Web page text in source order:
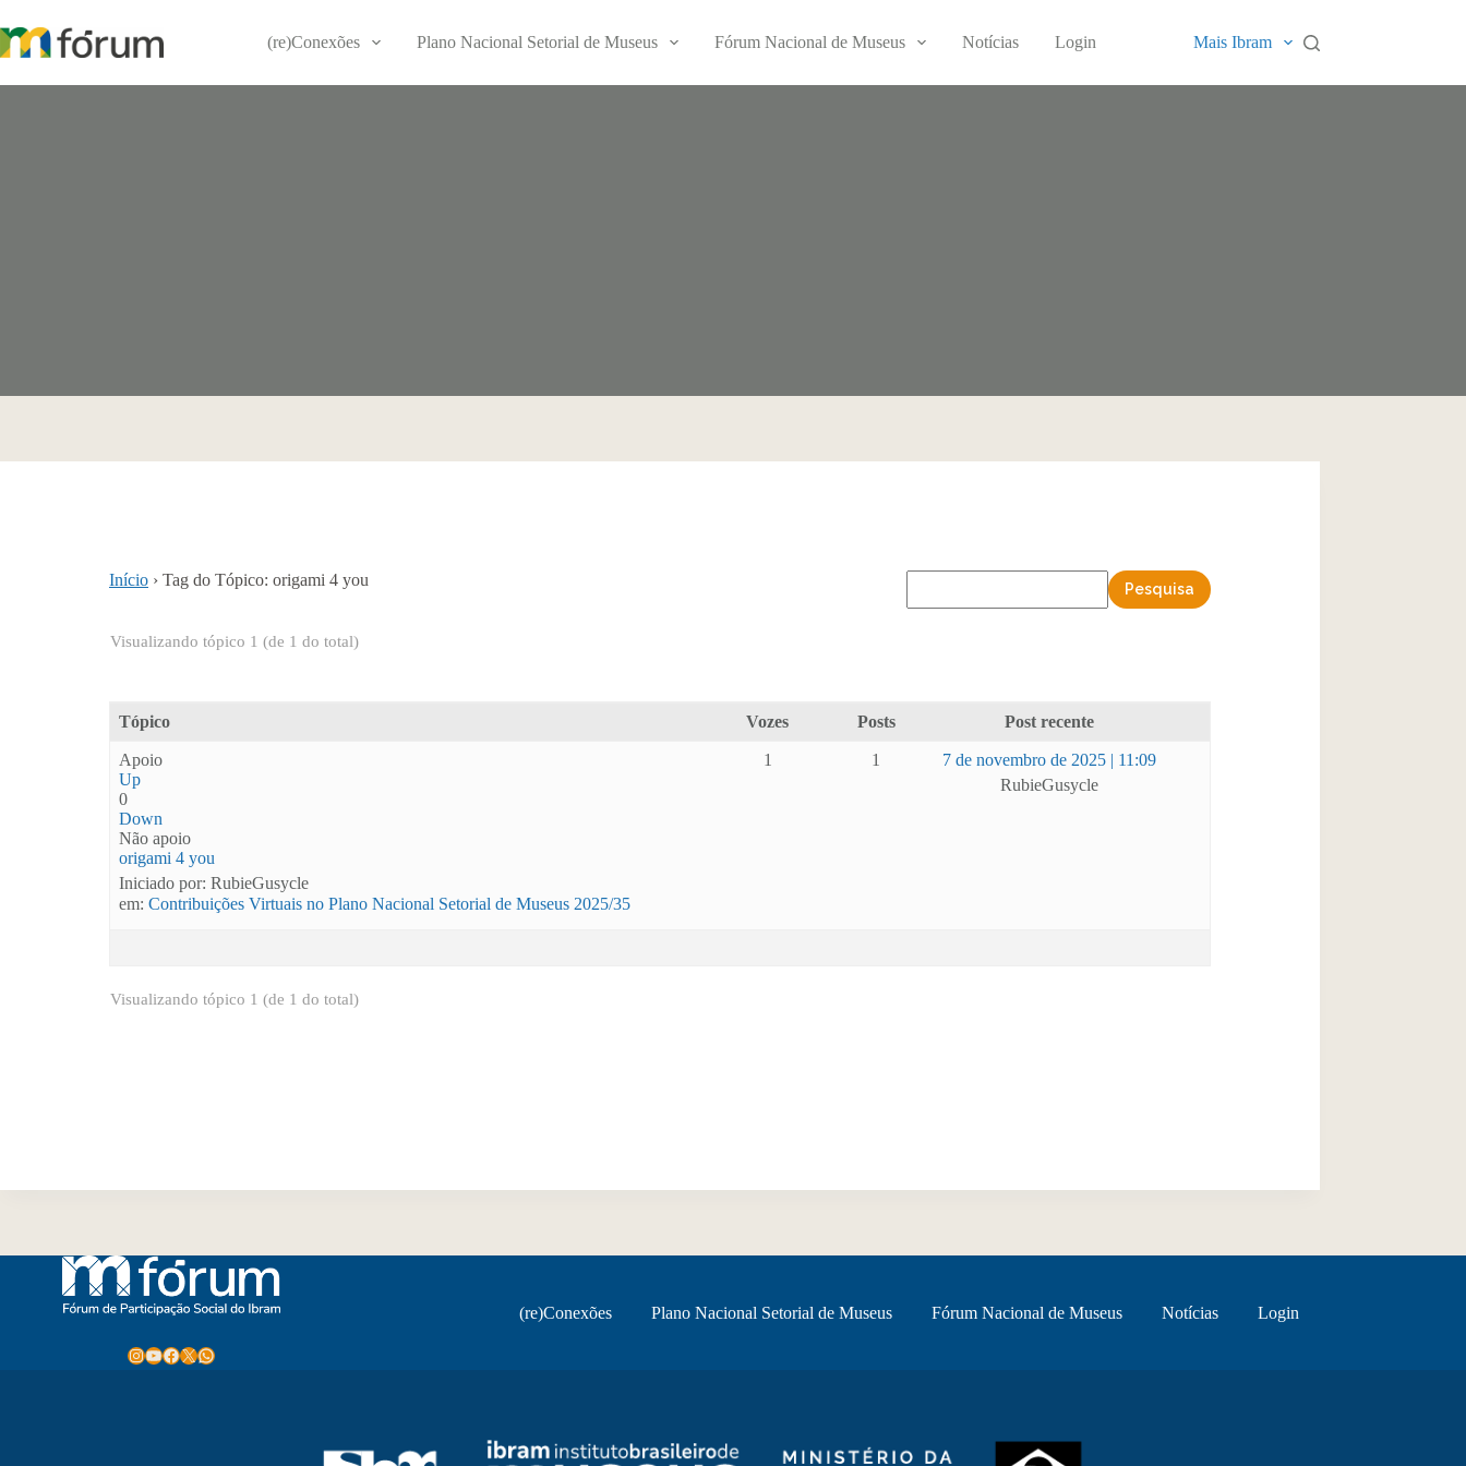
para
o
(re)Conexões Plano Nacional Setorial de Museus Fórum Nacional de Museus Notícias Login Mais Ibram
Início › Tag do Tópico: origami 4 you
Visualizando tópico 1 (de 1 do total)
Tópico Vozes Posts Post recente
Apoio
Up
0
Down
Não apoio
origami 4 you
Iniciado por: RubieGusycle
em: Contribuições Virtuais no Plano Nacional Setorial de Museus 2025/35
1 1
7 de novembro de 2025 | 11:09
RubieGusycle
Visualizando tópico 1 (de 1 do total)
Instagram
Youtube
Facebook
X WhatsApp
(re)Conexões Plano Nacional Setorial de Museus Fórum Nacional de Museus Notícias Login